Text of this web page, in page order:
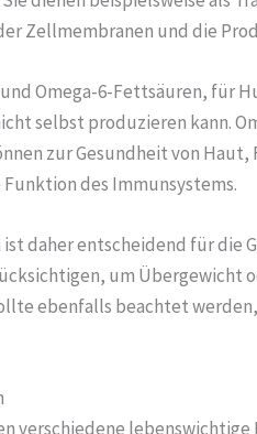
Zellmembranen und die
Omega-6-Fettsäuren, für
selbst produzieren kann.
zur Gesundheit von
des Immunsystems.
daher entscheidend für die
um Übergewicht
ebenfalls beachtet